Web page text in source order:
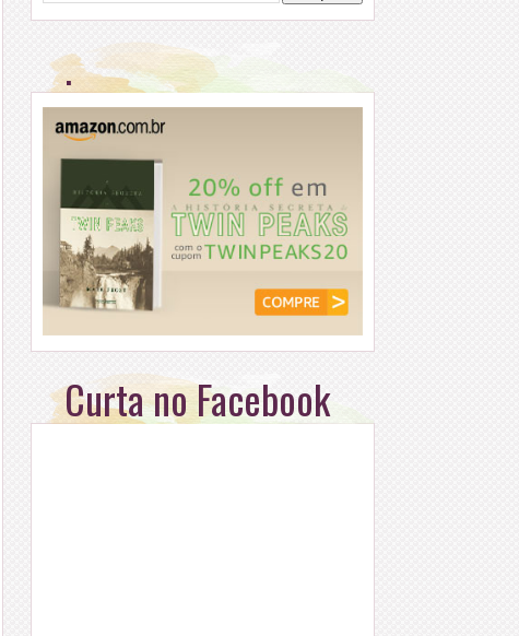
.
Curta no Facebook